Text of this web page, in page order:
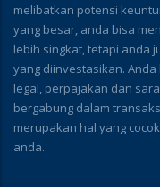
melibatkan potensi
yang besar, anda bisa
lebih singkat, tetapi anda
yang diinvestasikan.
legal, perpajakan dan
bergabung dalam
merupakan hal yang
anda.